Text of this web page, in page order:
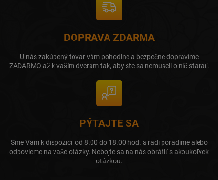
DOPRAVA ZDARMA
U nás zakúpený tovar vám pohodlne a bezpečne dopravíme
ZADARMO až k vaším dverám tak, aby ste sa nemuseli o nič starať.
PÝTAJTE SA
Sme Vám k dispozícií od 8.00 do 18.00 hod. a radi poradíme alebo
odpovieme na vaše otázky. Nebojte sa na nás obrátiť s akoukoľvek
otázkou.